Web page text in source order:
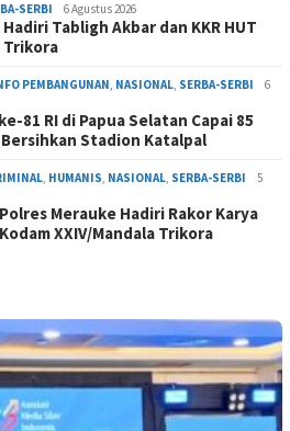
SERBI 6 Agustus 2026
Tabligh Akbar dan KKR HUT
Trikora
PEMBANGUNAN, NASIONAL, SERBA-SERBI
6
81 RI di Papua Selatan Capai 85
Stadion Katalpal
, HUMANIS, NASIONAL, SERBA-SERBI
5
Merauke Hadiri Rakor Karya
XXIV/Mandala Trikora